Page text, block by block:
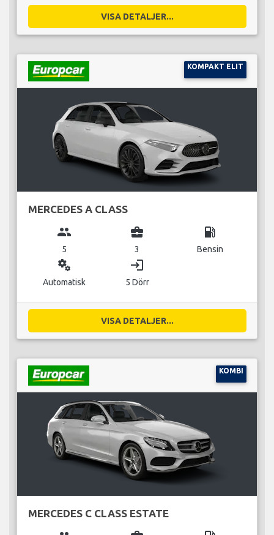
VISA DETALJER...
KOMPAKT ELIT
MERCEDES A CLASS
group
5
business_center
3
local_gas_station
Bensin
miscellaneous_services
Automatisk
login
5 Dörr
VISA DETALJER...
KOMBI
MERCEDES C CLASS ESTATE